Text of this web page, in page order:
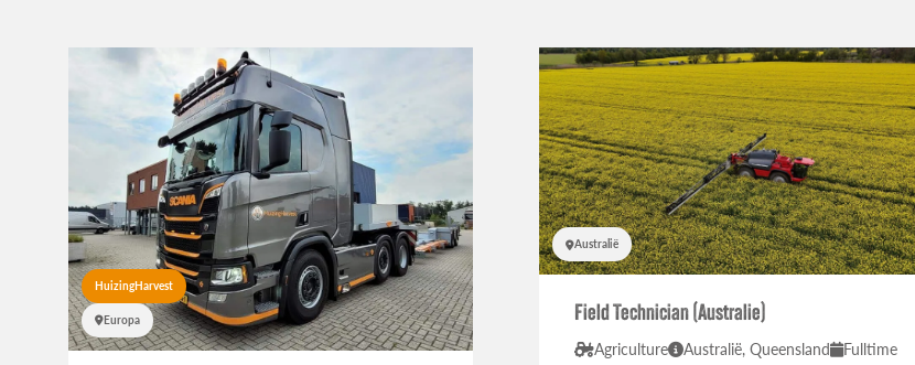
HuizingHarvest
Europa
Australië
Field Technician (Australie)
Agriculture Australië, Queensland Fulltime